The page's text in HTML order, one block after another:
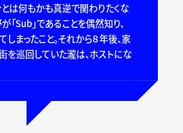
は何もかも真逆で関わりたくな
「Sub」であることを偶然知り、
しまったこと。それから８年後、家
を巡回していた瀧は、ホストにな